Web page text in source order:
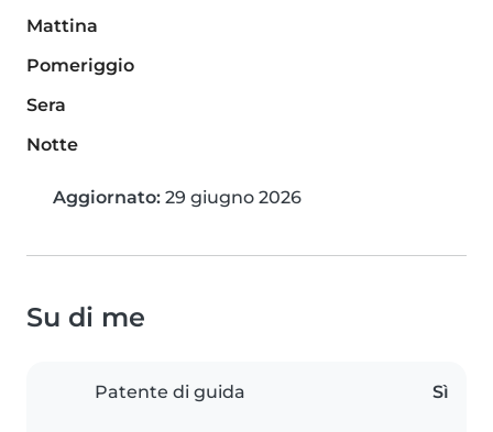
Mattina
Pomeriggio
Sera
Notte
Aggiornato: 29 giugno 2026
Su di me
Patente di guida Sì